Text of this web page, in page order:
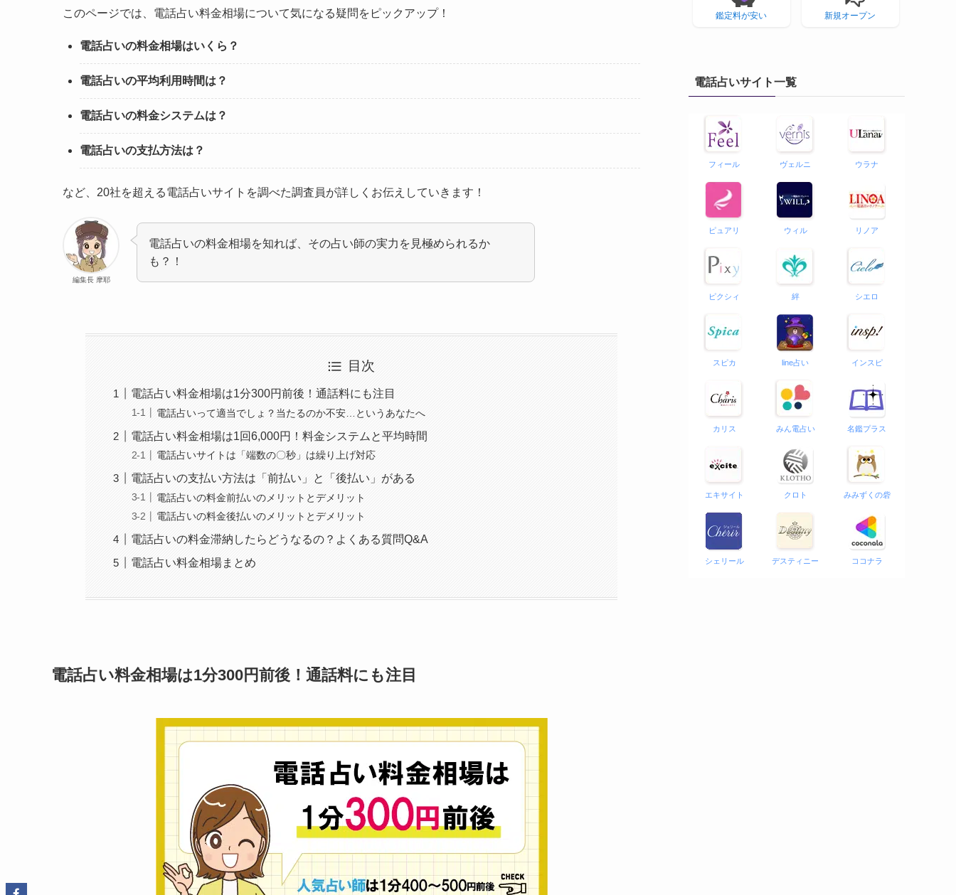
このページでは、電話占い料金相場について気になる疑問をピックアップ！
電話占いの料金相場はいくら？
電話占いの平均利用時間は？
電話占いの料金システムは？
電話占いの支払方法は？
など、20社を超える電話占いサイトを調べた調査員が詳しくお伝えしていきます！
編集長 摩耶
電話占いの料金相場を知れば、その占い師の実力を見極められるか
も？！
目次
電話占い料金相場は1分300円前後！通話料にも注目
電話占いって適当でしょ？当たるのか不安…というあなたへ
電話占い料金相場は1回6,000円！料金システムと平均時間
電話占いサイトは「端数の〇秒」は繰り上げ対応
電話占いの支払い方法は「前払い」と「後払い」がある
電話占いの料金前払いのメリットとデメリット
電話占いの料金後払いのメリットとデメリット
電話占いの料金滞納したらどうなるの？よくある質問Q&A
電話占い料金相場まとめ
電話占い料金相場は1分300円前後！通話料にも注目
鑑定料が安い 新規オープン
電話占いサイト一覧
フィール ヴェルニ ウラナ
ピュアリ ウィル リノア
ピクシィ 絆 シエロ
スピカ line占い インスピ
カリス みん電占い 名鑑プラス
エキサイト クロト みみずくの砦
シェリール デスティニー ココナラ